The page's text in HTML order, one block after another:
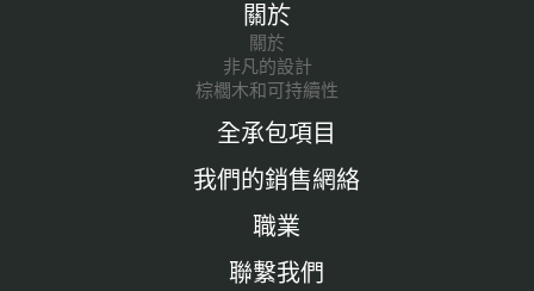
關於
關於
非凡的設計
棕櫚木和可持續性
全承包項目
我們的銷售網絡
職業
聯繫我們